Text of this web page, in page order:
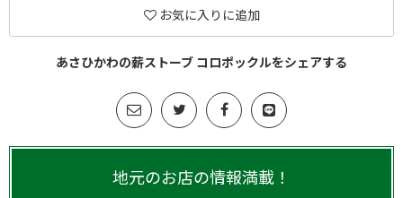
お気に入りに追加
あさひかわの薪ストーブ コロポックルをシェアする
地元のお店の情報満載！